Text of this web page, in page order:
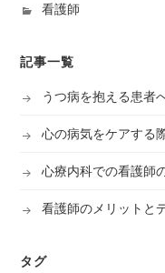
看護師
記事一覧
うつ病を抱える患者
心の病気をケアする
心療内科での看護師
看護師のメリットと
タグ